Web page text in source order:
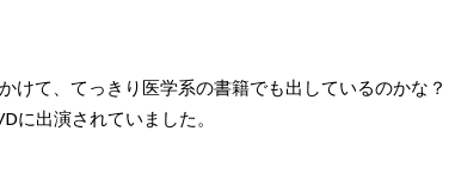
て、てっきり医学系の書籍でも出しているのかな？
に出演されていました。